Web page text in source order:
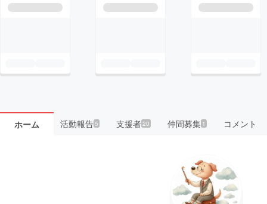
ホーム 活動報告5 支援者20 仲間募集 1 コメント